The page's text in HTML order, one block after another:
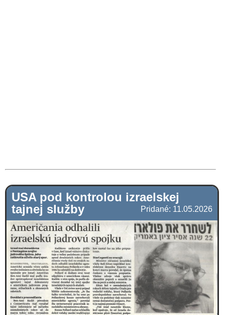
USA pod kontrolou izraelskej
tajnej služby
Pridané: 11.05.2026